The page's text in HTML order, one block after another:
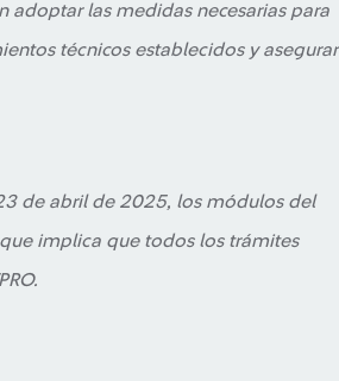
adoptar las medidas necesarias para
técnicos establecidos y asegurar
de abril de 2025, los módulos del
implica que todos los trámites